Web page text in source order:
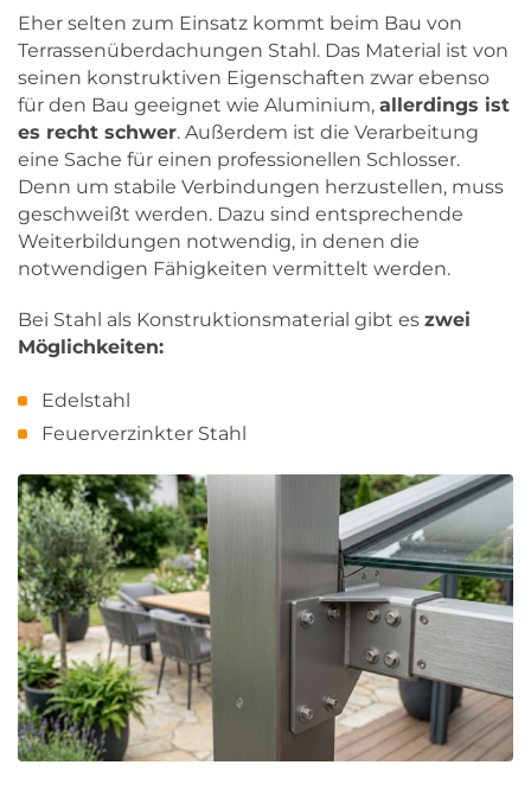
Eher selten zum Einsatz kommt beim Bau von
Terrassenüberdachungen Stahl. Das Material ist von
seinen konstruktiven Eigenschaften zwar ebenso
für den Bau geeignet wie Aluminium, allerdings ist
es recht schwer. Außerdem ist die Verarbeitung
eine Sache für einen professionellen Schlosser.
Denn um stabile Verbindungen herzustellen, muss
geschweißt werden. Dazu sind entsprechende
Weiterbildungen notwendig, in denen die
notwendigen Fähigkeiten vermittelt werden.
Bei Stahl als Konstruktionsmaterial gibt es zwei
Möglichkeiten:
Edelstahl
Feuerverzinkter Stahl